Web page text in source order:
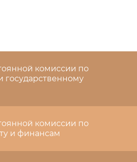
комиссии по
государственному
комиссии по
и финансам